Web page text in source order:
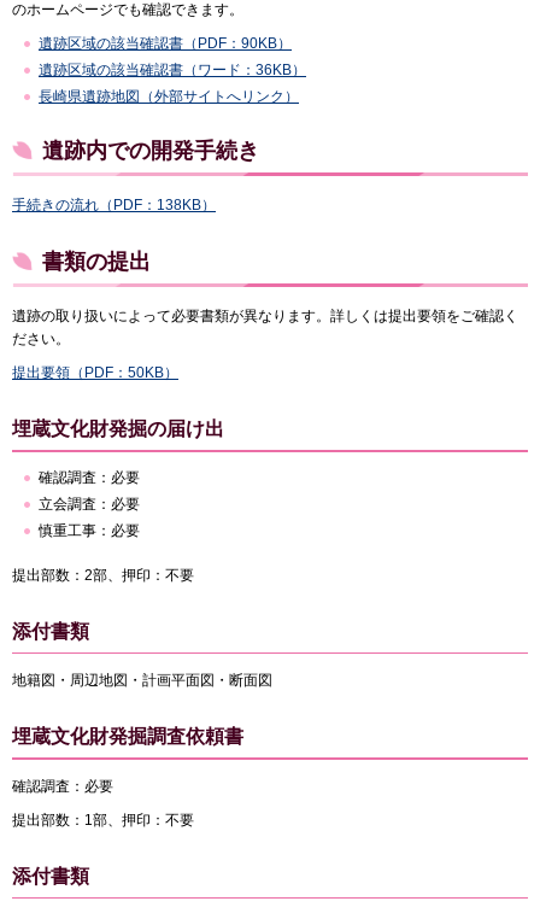
のホームページでも確認できます。
遺跡区域の該当確認書（PDF：90KB）
遺跡区域の該当確認書（ワード：36KB）
長崎県遺跡地図（外部サイトへリンク）
遺跡内での開発手続き
手続きの流れ（PDF：138KB）
書類の提出
遺跡の取り扱いによって必要書類が異なります。詳しくは提出要領をご確認く
ださい。
提出要領（PDF：50KB）
埋蔵文化財発掘の届け出
確認調査：必要
立会調査：必要
慎重工事：必要
提出部数：2部、押印：不要
添付書類
地籍図・周辺地図・計画平面図・断面図
埋蔵文化財発掘調査依頼書
確認調査：必要
提出部数：1部、押印：不要
添付書類